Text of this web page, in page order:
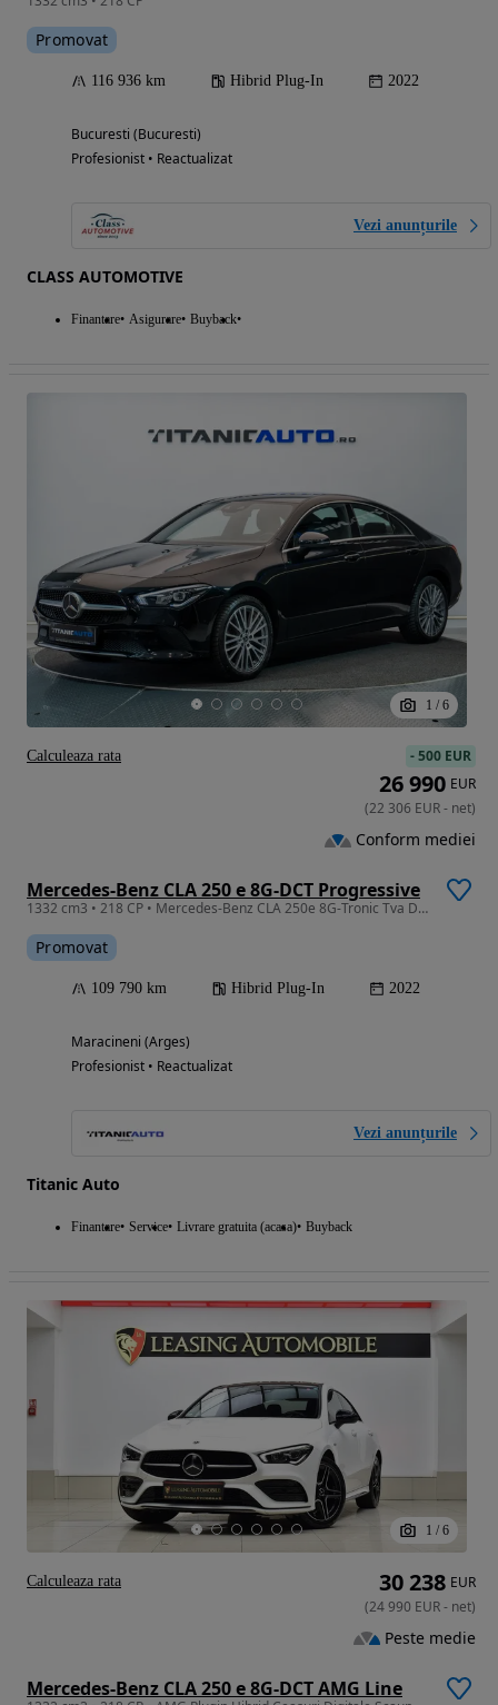
Promovat
116 936 km Hibrid Plug-In 2022
Bucuresti (Bucuresti)
Profesionist • Reactualizat
Vezi anunțurile
CLASS AUTOMOTIVE
Finantare Asigurare Buyback
1 / 6
Mercedes-Benz CLA 250 e 8G-DCT Progressive
1332 cm3 • 218 CP • Mercedes-Benz CLA 250e 8G-Tronic Tva Deductibil Leasing Rate Credit
Promovat
109 790 km Hibrid Plug-In 2022
Maracineni (Arges)
Profesionist • Reactualizat
Vezi anunțurile
Titanic Auto
Finantare Service Livrare gratuita (acasa) Buyback
-500 EUR
26 990 EUR
(22 306 EUR- net)
Conform mediei
Calculeaza rata
1 / 6
Mercedes-Benz CLA 250 e 8G-DCT AMG Line
30 238 EUR
(24 990 EUR- net)
Peste medie
Calculeaza rata